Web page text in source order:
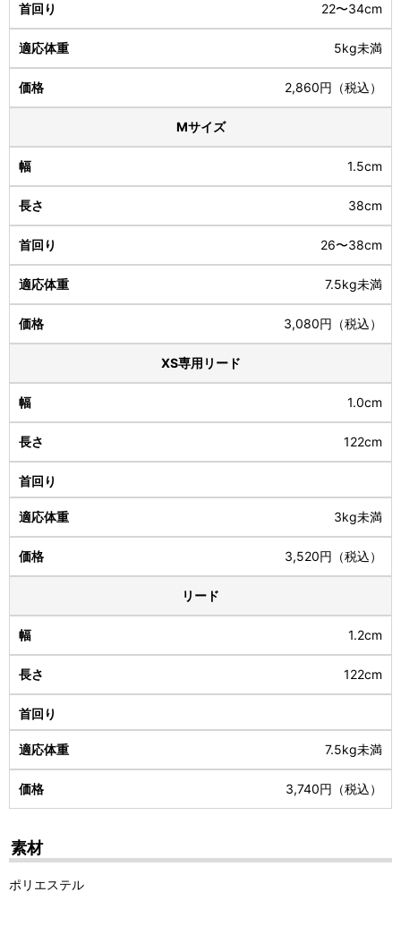
22〜34cm
5kg未満
2,860円（税込）
Mサイズ
1.5cm
38cm
26〜38cm
7.5kg未満
3,080円（税込）
XS専用リード
1.0cm
122cm
3kg未満
3,520円（税込）
リード
1.2cm
122cm
7.5kg未満
3,740円（税込）
素材
ポリエステル